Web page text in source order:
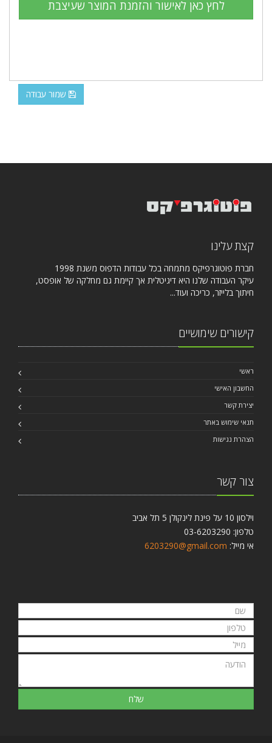
שמור עבודה
קצת עלינו
חברת פוטוגרפיקס מתמחה בכל עבודות הדפוס משנת 1998
עיקר העבודה שלנו היא דיגיטלית אך קיימת גם מחלקה של אופסט,
חיתוך בלייזר, כריכה ועוד...
קישורים שימושיים
ראשי
החשבון האישי
יצירת קשר
תנאי שימוש באתר
הצהרת נגישות
צור קשר
וילסון 10 על פינת לינקולן 5 תל אביב
טלפון: 03-6203290
אי מייל: 6203290@gmail.com